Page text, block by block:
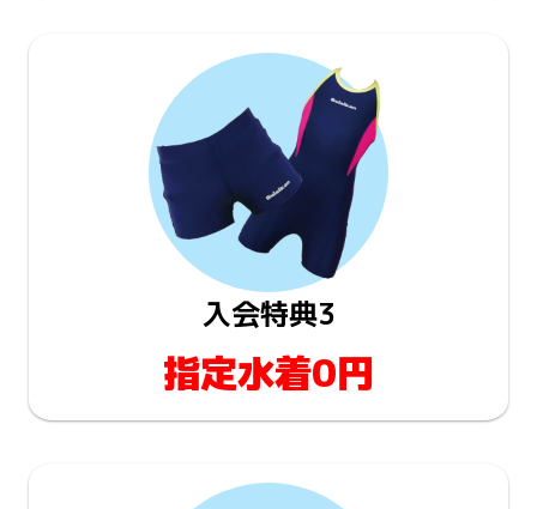
入会特典3
指定水着0円